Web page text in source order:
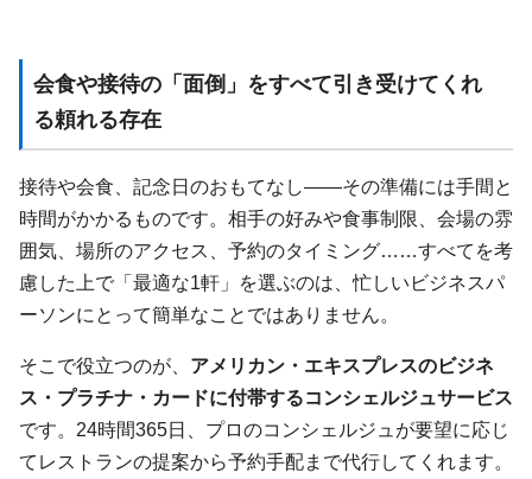
会食や接待の「面倒」をすべて引き受けてくれ
る頼れる存在
接待や会食、記念日のおもてなし——その準備には手間と
時間がかかるものです。相手の好みや食事制限、会場の雰
囲気、場所のアクセス、予約のタイミング……すべてを考
慮した上で「最適な1軒」を選ぶのは、忙しいビジネスパ
ーソンにとって簡単なことではありません。
そこで役立つのが、 アメリカン・エキスプレスのビジネ
ス・プラチナ・カードに付帯するコンシェルジュサービス
です。24時間365日、プロのコンシェルジュが要望に応じ
てレストランの提案から予約手配まで代行してくれます。